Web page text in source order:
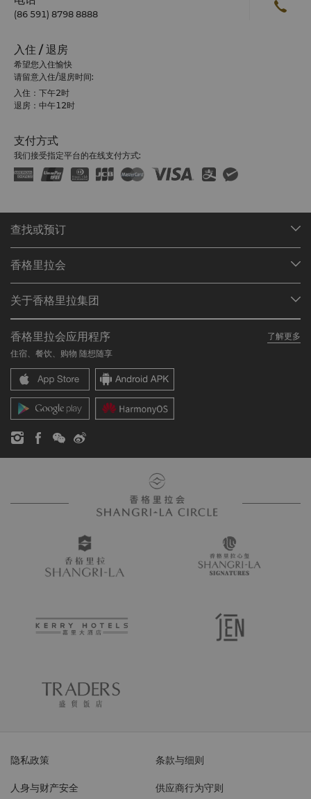
(86 591) 8798 8888
入住 / 退房
希望您入住愉快
请留意入住/退房时间:
入住：下午2时
退房：中午12时
支付方式
我们接受指定平台的在线支付方式:
查找或预订
查找预订
餐厅与酒吧
香格里拉会
加入香格里拉会
常见问题
联络我们
关于香格里拉集团
我们的酒店品牌
香格里拉中心
香格里拉公寓
联系方式
职业发展
企业社会责任
新闻稿
香格里拉会应用程序
了解更多
住宿、餐饮、购物 随想随享
隐私政策 条款与细则
人身与财产安全 供应商行为守则